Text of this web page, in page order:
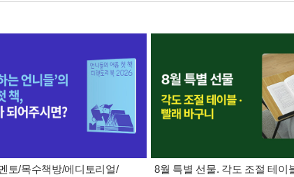
토/목수책방/에디토리얼/
8월 특별 선물. 각도 조절 테이